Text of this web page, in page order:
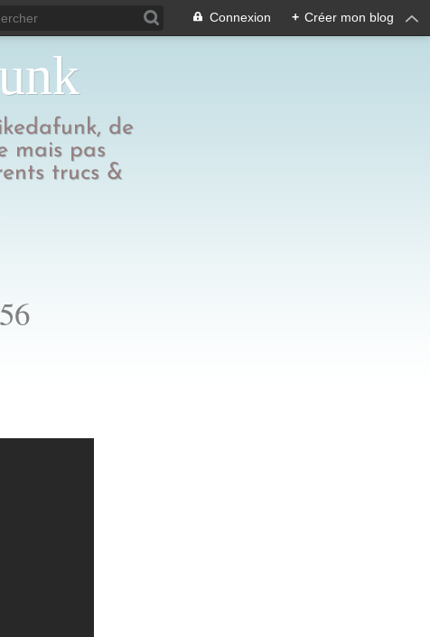
Connexion + Créer mon blog
de
mais pas
trucs &